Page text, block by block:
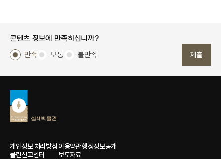
콘텐츠 정보에 만족하십니까?
만족 보통 불만족 제출
개인정보 처리방침 이용약관행정정보공개
클린신고센터
보도자료